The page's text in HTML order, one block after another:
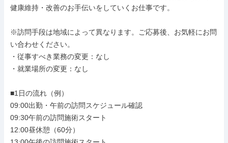
健康維持・改善のお手伝いをしていくお仕事です。
※訪問手段は地域によって異なります。ご応募後、お気軽にお問
い合わせください。
・従事すべき業務の変更：なし
・就業場所の変更：なし
■1日の流れ（例）
09:00出勤・午前の訪問スケジュール確認
09:30午前の訪問施術スタート
12:00昼休憩（60分）